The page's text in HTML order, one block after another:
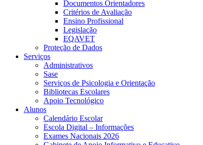
Documentos Orientadores
Critérios de Avaliação
Ensino Profissional
Legislação
EQAVET
Proteção de Dados
Serviços
Administrativos
Sase
Serviços de Psicologia e Orientação
Bibliotecas Escolares
Apoio Tecnológico
Alunos
Calendário Escolar
Escola Digital – Informações
Exames Nacionais 2026